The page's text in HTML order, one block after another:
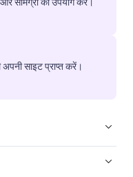
अपनी साइट प्राप्त करें।